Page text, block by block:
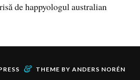
de happyologul australian
& THEME BY ANDERS NORÉN